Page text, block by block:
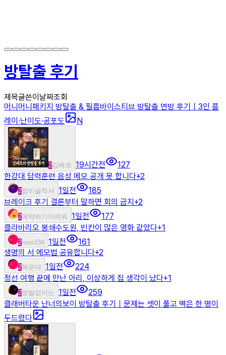
방탈출 후기
제목글쓴이 날짜조회
머니머니패키지 방탈출 & 필름바이스티브 방탈출 연방 후기｜3인 플
레이·난이도·공포도
N
2김베르 19시간전
127
한강대 담력훈련 음성 메모 공개 못 합니다+2
2참이슬적셔 1일전
185
브레이크 후기 결론부터 말하면 회의 금지+2
2예약하기어려워 1일전
177
클라바리오 봉쇄수도원, 빈칸이 많은 영화 같았다+1
2 love334 1일전
161
생명의 서 메모법 공유합니다+2
2해운대 1일전
224
정선 여행 끝에 만난 아리, 이상하게 집 생각이 났다+1
2방탈없이는 1일전
259
클래버타운 난너의보이 방탈출 후기｜문제는 셋이 풀고 벽은 한 명이
두드렸다